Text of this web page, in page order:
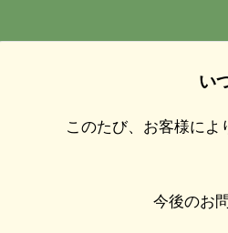
い
このたび、お客様に
今後のお